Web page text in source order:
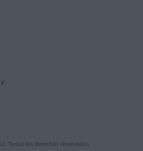
Todos los derechos reservados